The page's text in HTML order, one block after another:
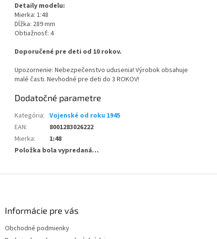
Detaily modelu:
Mierka: 1:48
Dĺžka: 289 mm
Obtiažnosť: 4
Doporučené pre deti od 10 rokov.
Upozornenie: Nebezpečenstvo udusenia! Výrobok obsahuje
malé časti. Nevhodné pre deti do 3 ROKOV!
Dodatočné parametre
Kategória: Vojenské od roku 1945
EAN:
8001283026222
Mierka:
1:48
Položka bola vypredaná…
Informácie pre vás
Obchodné podmienky